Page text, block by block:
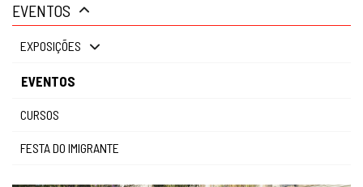
gestão
EVENTOS
EXPOSIÇÕES
EVENTOS
CURSOS
FESTA DO IMIGRANTE